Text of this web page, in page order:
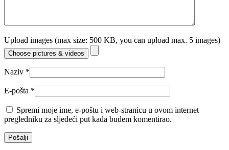
Upload images (max size: 500 KB, you can upload max. 5 images)
Choose pictures & videos
Naziv *
E-pošta *
Spremi moje ime, e-poštu i web-stranicu u ovom internet
pregledniku za sljedeći put kada budem komentirao.